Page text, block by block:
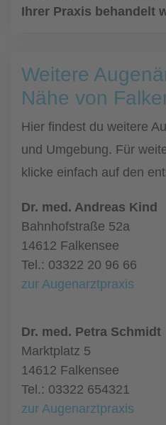
Ihrer Praxis behandelt
Weitere
Nähe von
Hier findest du weitere
und Umgebung. Für
klicke einfach auf den
Dr. med. Andreas Kind
Bahnhofstraße 52a
14612 Falkensee
Tel.: 03322 20 96 66
zur Augenarztpraxis
Dr. med. Petra Schmidt
Marktplatz 5
14612 Falkensee
Tel.: 03322 654321
zur Augenarztpraxis